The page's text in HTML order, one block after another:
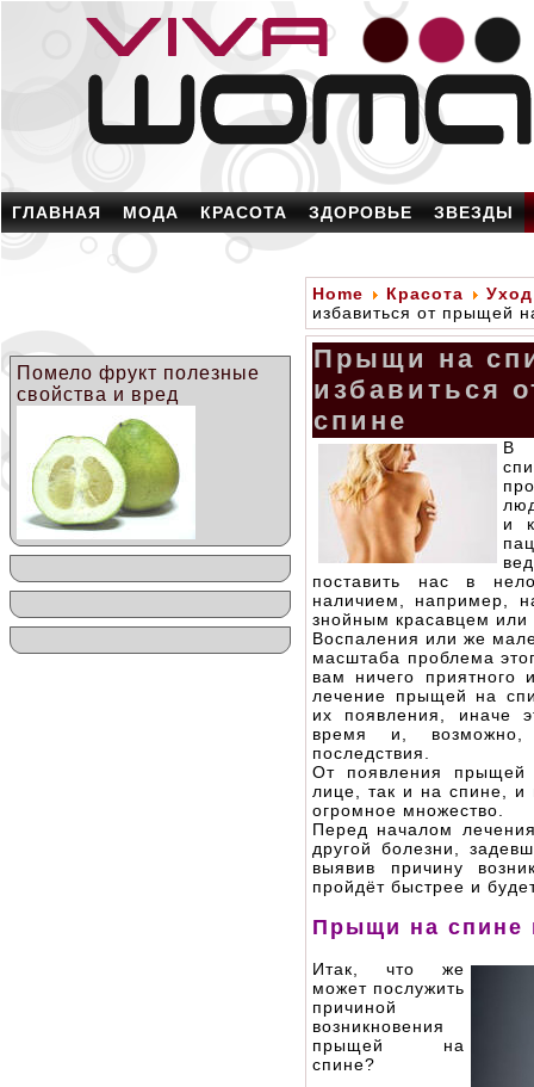
ГЛАВНАЯ МОДА КРАСОТА ЗДОРОВЬЕ ЗВЕЗДЫ
Помело фрукт полезные
свойства и вред
Home Красота
избавиться от прыщей
Прыщи на
избавиться
спине
В
и
поставить нас в
наличием, например,
знойным красавцем или
Воспаления или же
масштаба проблема
вам ничего приятного
лечение прыщей на
их появления, иначе
время и,
последствия.
От появления прыщей
лице, так и на спине, и
огромное множество.
Перед началом
другой болезни,
выявив причину
пройдёт быстрее и
Прыщи на спине
Итак, что же
может послужить
причиной
возникновения
прыщей на
спине?